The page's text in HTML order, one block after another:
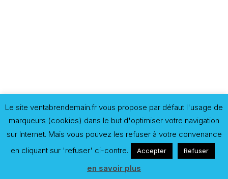
"Nous n'héritons pas la terre de nos parents, nous
Le site ventabrendemain.fr vous propose par défaut l'usage de
marqueurs (cookies) dans le but d'optimiser votre navigation
sur Internet. Mais vous pouvez les refuser à votre convenance
en cliquant sur 'refuser' ci-contre.
Accepter Refuser
en savoir plus